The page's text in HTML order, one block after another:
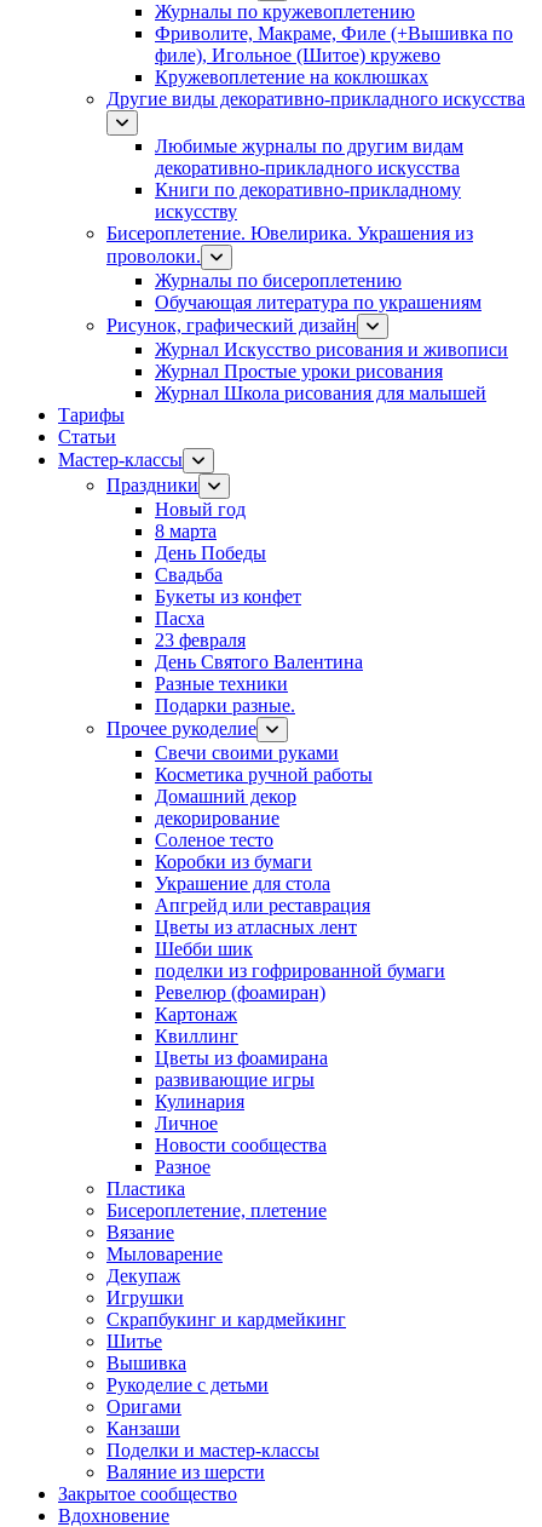
Журналы по кружевоплетению
Фриволите, Макраме, Филе (+Вышивка по
филе), Игольное (Шитое) кружево
Кружевоплетение на коклюшках
Другие виды декоративно-прикладного искусства
Любимые журналы по другим видам
декоративно-прикладного искусства
Книги по декоративно-прикладному
искусству
Бисероплетение. Ювелирика. Украшения из
проволоки.
Журналы по бисероплетению
Обучающая литература по украшениям
Рисунок, графический дизайн
Журнал Искусство рисования и живописи
Журнал Простые уроки рисования
Журнал Школа рисования для малышей
Тарифы
Статьи
Мастер-классы
Праздники
Новый год
8 марта
День Победы
Свадьба
Букеты из конфет
Пасха
23 февраля
День Святого Валентина
Разные техники
Подарки разные.
Прочее рукоделие
Свечи своими руками
Косметика ручной работы
Домашний декор
декорирование
Соленое тесто
Коробки из бумаги
Украшение для стола
Апгрейд или реставрация
Цветы из атласных лент
Шебби шик
поделки из гофрированной бумаги
Ревелюр (фоамиран)
Картонаж
Квиллинг
Цветы из фоамирана
развивающие игры
Кулинария
Личное
Новости сообщества
Разное
Пластика
Бисероплетение, плетение
Вязание
Мыловарение
Декупаж
Игрушки
Скрапбукинг и кардмейкинг
Шитье
Вышивка
Рукоделие с детьми
Оригами
Канзаши
Поделки и мастер-классы
Валяние из шерсти
Закрытое сообщество
Вдохновение